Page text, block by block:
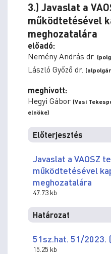
3.) Javaslat a
működtetésével
meghozatalára
előadó:
Nemény András dr.
László Győző dr.
meghívott:
Hegyi Gábor (Vasi
elnöke)
Előterjesztés
Javaslat a VAOSZ
működtetésével
meghozatalára
47.73 kb
Határozat
51sz.hat. 51/2023.
15.25 kb